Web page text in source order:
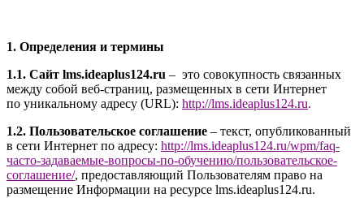
1. Определения и термины
1.1. Сайт lms.ideaplus124.ru – это совокупность связанных
между собой веб-страниц, размещенных в сети Интернет
по уникальному адресу (URL): http://lms.ideaplus124.ru.
1.2. Пользовательское соглашение – текст, опубликованный
в сети Интернет по адресу: http://lms.ideaplus124.ru/wpm/faq-
часто-задаваемые-вопросы-по-обучению/пользовательское-
соглашение/, предоставляющий Пользователям право на
размещение Информации на ресурсе lms.ideaplus124.ru.